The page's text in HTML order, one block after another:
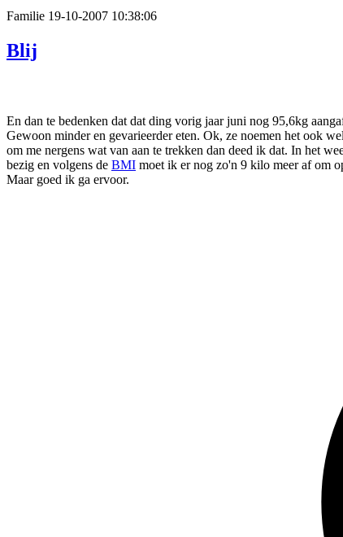
Familie 19-10-2007 10:38:06
Blij
En dan te bedenken dat dat ding vorig jaar juni nog 95,6kg
Gewoon minder en gevarieerder eten. Ok, ze noemen het ook
om me nergens wat van aan te trekken dan deed ik dat. In het
bezig en volgens de BMI moet ik er nog zo'n 9 kilo meer af om
Maar goed ik ga ervoor.